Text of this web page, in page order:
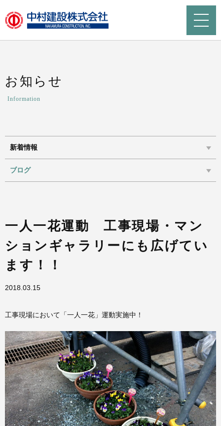
お知らせ
Information
新着情報
ブログ
一人一花運動 工事現場・マン
ションギャラリーにも広げてい
ます！！
2018.03.15
工事現場において「一人一花」運動実施中！